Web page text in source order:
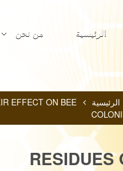
الرئيسية من نحن
الرئيسية
EFFECT ON BEE
RESIDUES